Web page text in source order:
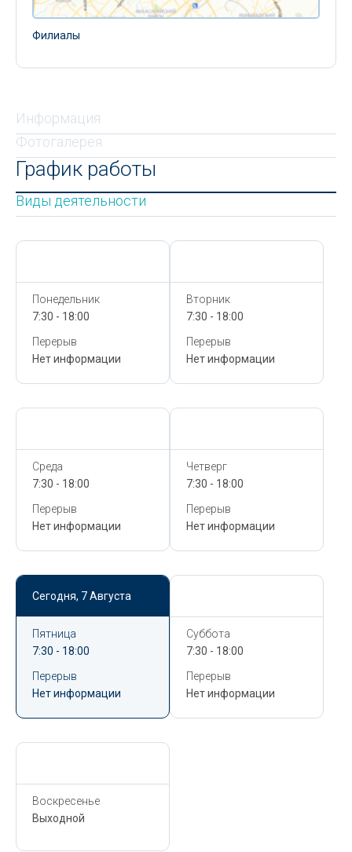
Филиалы
Информация
Фотогалерея
График работы
Виды деятельности
Понедельник
7:30 - 18:00
Перерыв
Нет информации
Вторник
7:30 - 18:00
Перерыв
Нет информации
Среда
7:30 - 18:00
Перерыв
Нет информации
Четверг
7:30 - 18:00
Перерыв
Нет информации
Сегодня, 7 Августа
Пятница
7:30 - 18:00
Перерыв
Нет информации
Суббота
7:30 - 18:00
Перерыв
Нет информации
Воскресенье
Выходной